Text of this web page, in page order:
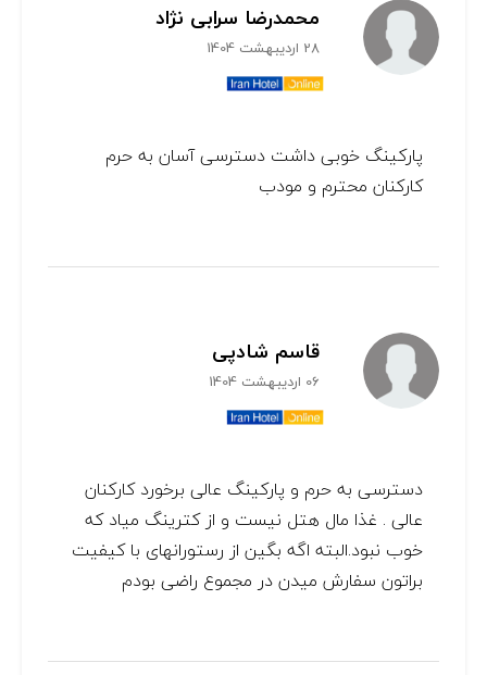
محمدرضا سرابی نژاد
28 اردیبهشت 1404
پارکینگ خوبی داشت دسترسی آسان به حرم
کارکنان محترم و مودب
قاسم شادپی
06 اردیبهشت 1404
دسترسی به حرم و پارکینگ عالی برخورد کارکنان
عالی . غذا مال هتل نیست و از کترینگ میاد که
خوب نبود.البته اگه بگین از رستورانهای با کیفیت
براتون سفارش میدن در مجموع راضی بودم